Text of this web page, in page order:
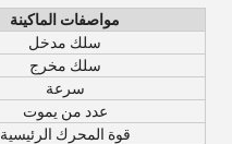
مواصفات الماكينة
سلك مدخل
سلك مخرج
سرعة
عدد من يموت
قوة المحرك الرئيسية